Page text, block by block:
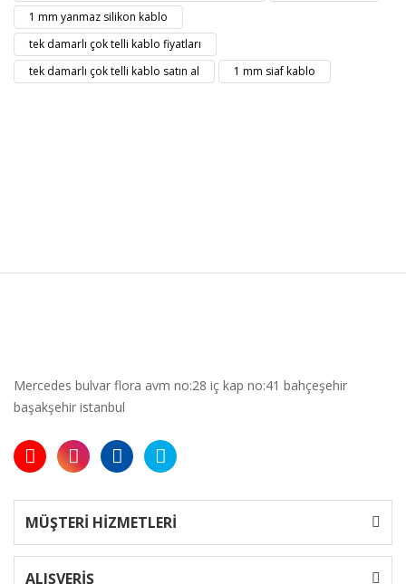
1 mm yanmaz silikon kablo
tek damarlı çok telli kablo fiyatları
tek damarlı çok telli kablo satın al
1 mm siaf kablo
Mercedes bulvar flora avm no:28 iç kap no:41 bahçeşehir
başakşehir istanbul
MÜŞTERİ HİZMETLERİ
ALIŞVERİŞ